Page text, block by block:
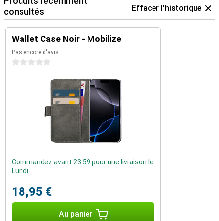
consultés
Effacer l'historique
Wallet Case Noir - Mobilize
Pas encore d'avis
0 étoiles
Commandez avant 23:59 pour une livraison le
Lundi
18,95 €
Au panier